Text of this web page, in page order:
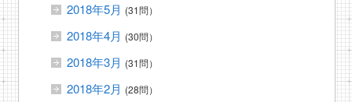
2018年5月 (31問）
2018年4月 (30問）
2018年3月 (31問）
2018年2月 (28問）